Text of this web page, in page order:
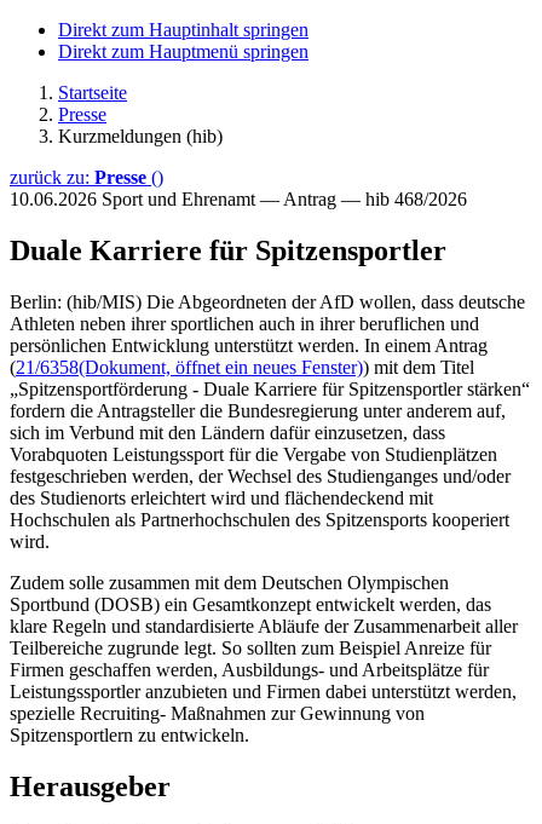
Direkt zum Hauptinhalt springen
Direkt zum Hauptmenü springen
Startseite
Presse
Kurzmeldungen (hib)
zurück zu: Presse ()
10.06.2026 Sport und Ehrenamt — Antrag — hib 468/2026
Duale Karriere für Spitzensportler
Berlin: (hib/MIS) Die Abgeordneten der AfD wollen, dass deutsche
Athleten neben ihrer sportlichen auch in ihrer beruflichen und
persönlichen Entwicklung unterstützt werden. In einem Antrag
(21/6358(Dokument, öffnet ein neues Fenster)) mit dem Titel
„Spitzensportförderung - Duale Karriere für Spitzensportler stärken“
fordern die Antragsteller die Bundesregierung unter anderem auf,
sich im Verbund mit den Ländern dafür einzusetzen, dass
Vorabquoten Leistungssport für die Vergabe von Studienplätzen
festgeschrieben werden, der Wechsel des Studienganges und/oder
des Studienorts erleichtert wird und flächendeckend mit
Hochschulen als Partnerhochschulen des Spitzensports kooperiert
wird.
Zudem solle zusammen mit dem Deutschen Olympischen
Sportbund (DOSB) ein Gesamtkonzept entwickelt werden, das
klare Regeln und standardisierte Abläufe der Zusammenarbeit aller
Teilbereiche zugrunde legt. So sollten zum Beispiel Anreize für
Firmen geschaffen werden, Ausbildungs- und Arbeitsplätze für
Leistungssportler anzubieten und Firmen dabei unterstützt werden,
spezielle Recruiting- Maßnahmen zur Gewinnung von
Spitzensportlern zu entwickeln.
Herausgeber